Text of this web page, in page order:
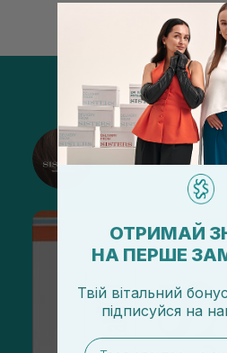
@sisters_stelmakh
ОТРИМАЙ
НА ПЕРШЕ
Твій вітальний
підписуйся на
email